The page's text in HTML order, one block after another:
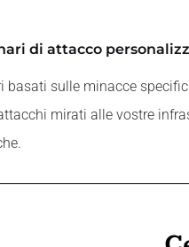
di attacco
basati sulle minacce
mirati alle vostre